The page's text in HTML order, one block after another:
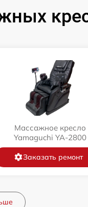
Массажное кресло
Yamaguchi YA-2800
Заказать ремонт